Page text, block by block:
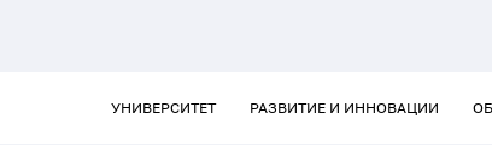
УНИВЕРСИТЕТ РАЗВИТИЕ И ИННОВАЦИИ